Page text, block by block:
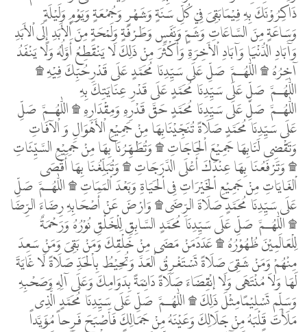
ذَاكِرُوْنَكَ بِهِ فِيْمَابَقِىَ فِيْ كُلِّ سَنَةٍ وَشَهْرٍ وَجُمْعَةٍ وَيَوْمٍ وَلَيْلَةٍ
وَسَاعَةٍ مِنَ السَّاعَاتِ وَشَمٍّ وَنَفَسٍ وَطَرْفَةٍ وَلَمْحَةٍ مِنَ اْلأَبَدِ إِلَى اْلأَبَدِ
وَآَبَادِ الدُّنْيَا وَآبَادِ اْلأَخِرَةِ وَأَكْثَرَ مِنْ ذَلِكَ لَا يَنْقَطِعُ أَوَّلُهُ وَلَا يَنْفَدُ
آخِرُهُ ۩ اللّٰهُـمَّ صَلِّ عَلَى سَيِّدِنَا مُحَمَّدٍ عَلَى قَدْرِحُبِّكَ فِيْهِ ۩
اللّٰهُـمَّ صَلِّ عَلَى سَيِّدِنَا مُحَمَّدٍ عَلَى قَدْرِ عِنَايَتِكَ بِهِ
اللّٰهُـمَّ صَلِّ عَلَى سَيِّدِنَا مُحَمَّدٍ حَقَّ قَدْرِهِ وَمِقْدَارِهِ ۩ اللّٰهُـمَّ صَلِّ
عَلَى سَيِّدِنَا مُحَمَّدٍ صَلَاةً تُنَجِّيْنَابِهَا مِنْ جَمِيْعِ اْلأَهْوَالِ وَ اْلآفَاتِ
وَتَقْضِى لَنَابِهَا جَمِيْعَ اْلحَاجَاتِ ۩ وَتُطَهِّرُنَا بِهَا مِنْ جَمِيْعِ السَّيِّئَاتِ
۩ وَتَرْفَعُنَا بِهَا عِنْدَكَ أَعْلَى الدَّرَجَاتِ ۩ وَتُبَلِّغُنَا بِهَا أَقْصَى
اْلغَايَاتِ مِنْ جَمِيْعِ اْلخَيْرَاتِ فِى اْلحَيَاةِ وَبَعْدَ اْلمَمَاتِ ۩ اللّٰهُـمَّ صَلِّ
عَلَى سَيِّدِنَا مُحَمَّدٍ صَلَاةَ الرِّضَى ۩ وَارْضَ عَنْ أَصْحَابِهِ رِضَاءَ الرِّضَا
۩ اللّٰهُـمَّ صَلِّ عَلَى سَيِّدِنَا مُحَمَّدٍ السَّابِقِ لِلْخَلْقِ نُوْرُهُ وَرَحْمَةٌ
لِلْعَالَمِيْنَ ظُهُوْرُهُ ۩ عَدَدَمَنْ مَضَى مِنْ خَلْقِكَ وَمَنْ بَقِىَ وَمَنْ سَعِدَ
مِنْهُمْ وَمَنْ شَقِىَ صَلَاةً تَسْتَغْرِقُ اْلعَدَّ وَتُحِيْطُ بِاْلحَدِّ صَلَاةً لَا غَايَةَ
لَهَا وَلاَ مُنْتَهَى وَلَا إنْقِضَاءَ صَلَاةً دَائِمَةً بِدَوَامِكَ وَعَلَى آلِهِ وَصَحْبِهِ
وَسَلِّم تَسْلِيْمًامِثْلَ ذَلِكَ ۩ اللّٰهُـمَّ صَلِّ عَلَى سَيِّدِنَا مُحَمَّدٍ الَّذِى
مَلَأْتَ قَلْبَهُ مِنْ جَلَالِكَ وَعَيْنَهُ مِنْ جَمَالِكَ فَأَصْبَحَ فَرِحاً مُؤَيَّداً